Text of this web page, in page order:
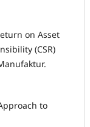
on Asset
(CSR)
to